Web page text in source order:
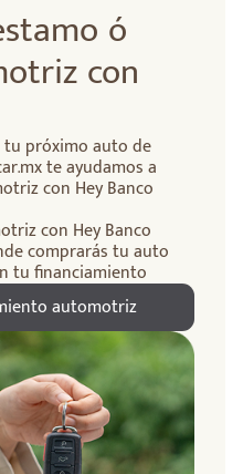
ó
con
próximo auto de
te ayudamos a
con Hey Banco
con Hey Banco
comprarás tu auto
tu financiamiento
automotriz